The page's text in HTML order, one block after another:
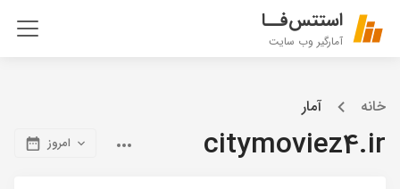
استتس‌فــا
آمارگیر وب سایت
خانه آمار
citymoviez4.ir امروز